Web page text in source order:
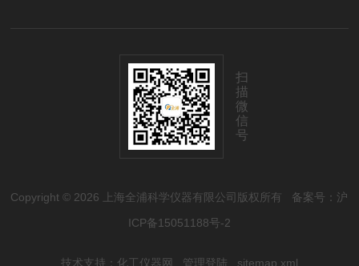
扫
描
微
信
号
Copyright © 2026 上海全浦科学仪器有限公司版权所有 备案号：沪
ICP备15051188号-2
技术支持： 化工仪器网 管理登陆 sitemap.xml